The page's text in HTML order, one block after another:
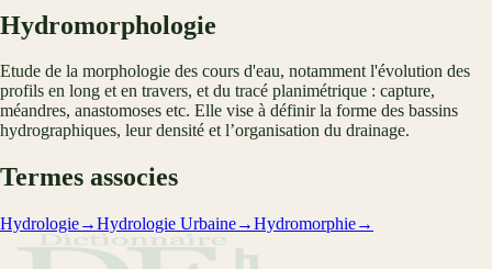
Hydromorphologie
Etude de la morphologie des cours d'eau, notamment l'évolution des
profils en long et en travers, et du tracé planimétrique : capture,
méandres, anastomoses etc. Elle vise à définir la forme des bassins
hydrographiques, leur densité et l’organisation du drainage.
Termes associes
Hydrologie→Hydrologie Urbaine→Hydromorphie→